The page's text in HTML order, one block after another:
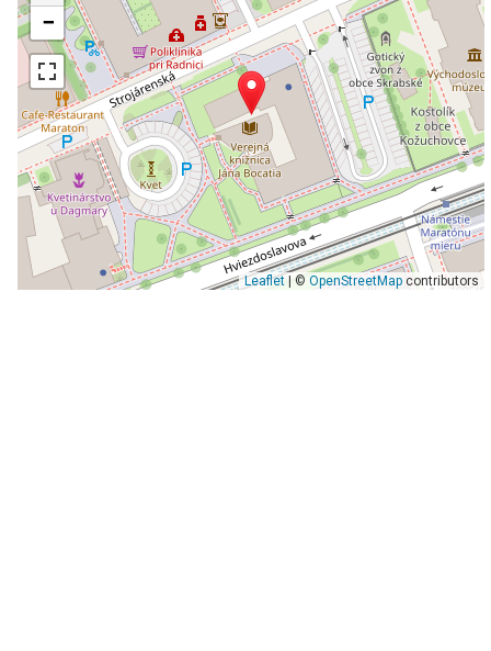
−
Leaflet| © OpenStreetMapcontributors